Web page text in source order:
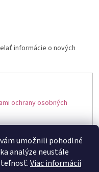
umožnili pohodlné
analýze neustále
Viac informácií
informácie o nových
ochrany osobných